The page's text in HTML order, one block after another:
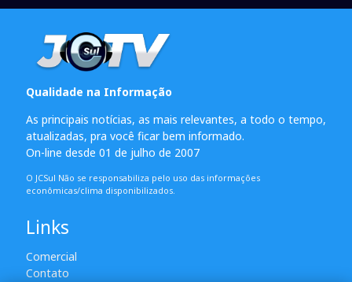
Qualidade na Informação
As principais notícias, as mais relevantes, a todo o tempo,
atualizadas, pra você ficar bem informado.
On-line desde 01 de julho de 2007
O JCSul Não se responsabiliza pelo uso das informações
econômicas/clima disponibilizados.
Links
Comercial
Contato